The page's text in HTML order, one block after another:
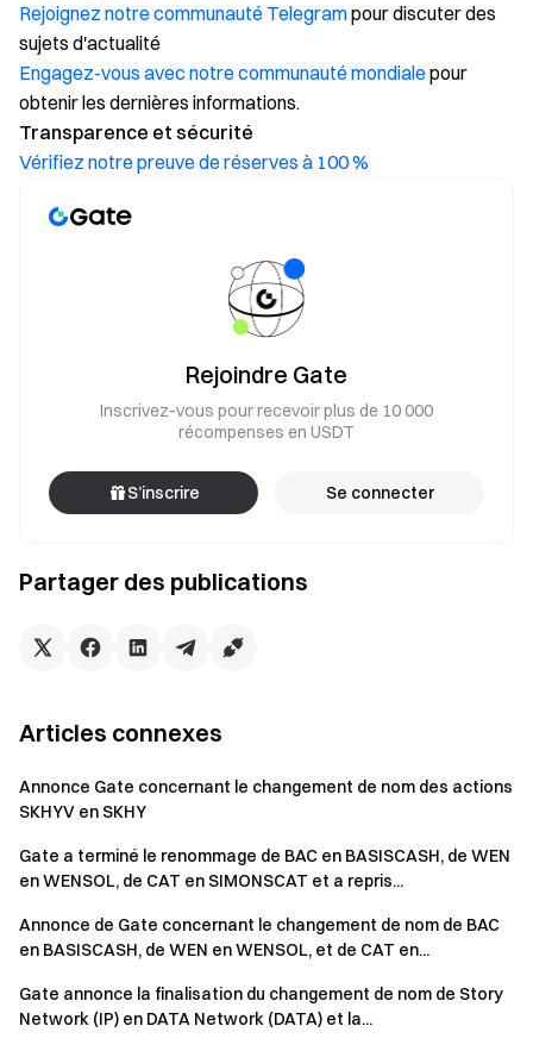
Rejoignez notre communauté Telegrampour discuter des
sujets d'actualité
Engagez-vous avec notre communauté mondialepour
obtenir les dernières informations.
Transparence et sécurité
Vérifiez notre preuve de réserves à 100 %
Partager des publications
Rejoindre Gate
Inscrivez-vous pour recevoir plus de 10 000
récompenses en USDT
S’inscrire Se connecter
Articles connexes
Annonce Gate concernant le changement de nom des actions
SKHYV en SKHY
Gate a terminé le renommage de BAC en BASISCASH, de WEN
en WENSOL, de CAT en SIMONSCAT et a repris...
Annonce de Gate concernant le changement de nom de BAC
en BASISCASH, de WEN en WENSOL, et de CAT en...
Gate annonce la finalisation du changement de nom de Story
Network (IP) en DATA Network (DATA) et la...